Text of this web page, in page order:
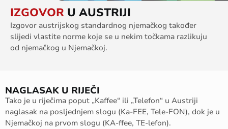
IZGOVOR U AUSTRIJI
Izgovor austrijskog standardnog njemačkog također
slijedi vlastite norme koje se u nekim točkama razlikuju
od njemačkog u Njemačkoj.
NAGLASAK U RIJEČI
Tako je u riječima poput „Kaffee“ ili „Telefon“ u Austriji
naglasak na posljednjem slogu (Ka-FEE, Tele-FON), dok je u
Njemačkoj na prvom slogu (KA-ffee, TE-lefon).